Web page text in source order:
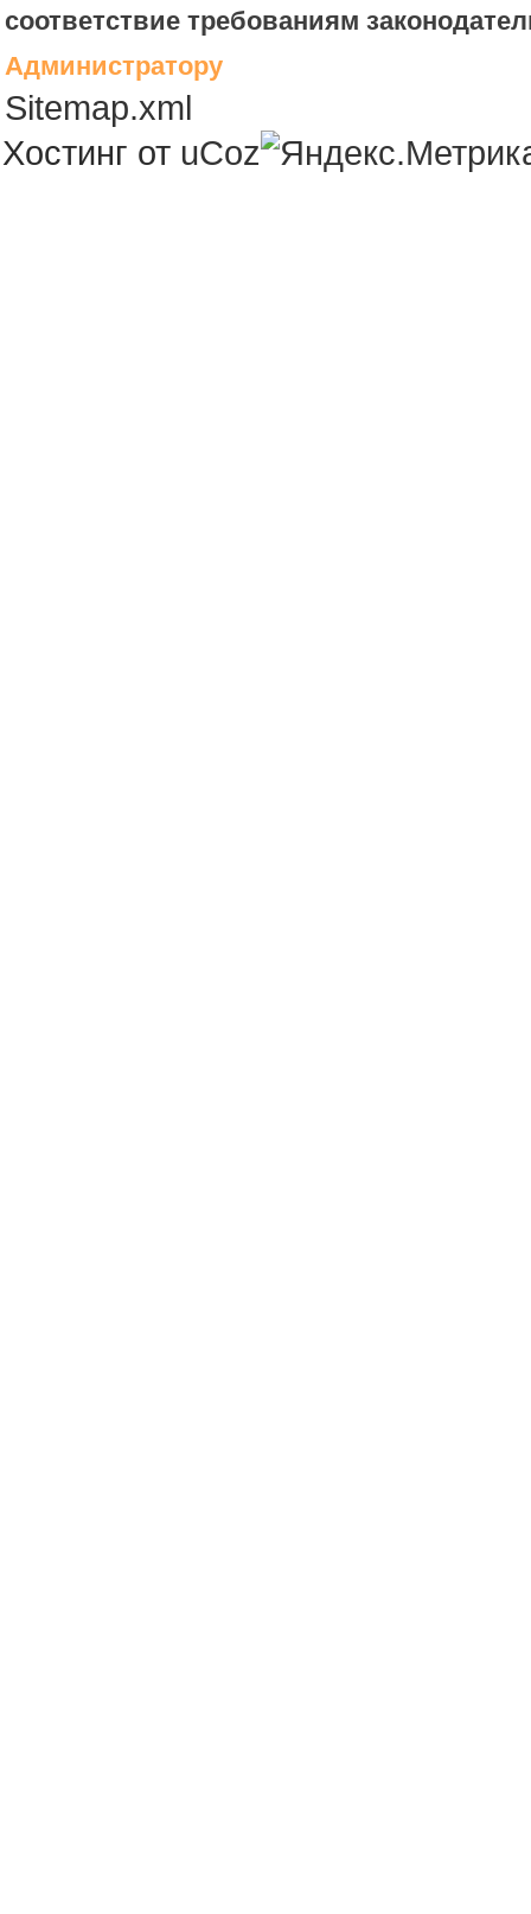
соответствие требованиям
Администратору
Sitemap.xml
Хостинг от uCoz